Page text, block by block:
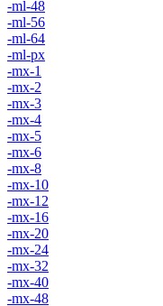
-ml-48
-ml-56
-ml-64
-ml-px
-mx-1
-mx-2
-mx-3
-mx-4
-mx-5
-mx-6
-mx-8
-mx-10
-mx-12
-mx-16
-mx-20
-mx-24
-mx-32
-mx-40
-mx-48